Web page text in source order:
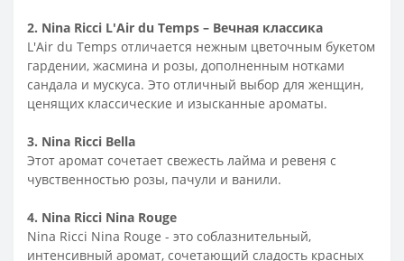
2. Nina Ricci L'Air du Temps – Вечная классика
L'Air du Temps отличается нежным цветочным букетом
гардении, жасмина и розы, дополненным нотками
сандала и мускуса. Это отличный выбор для женщин,
ценящих классические и изысканные ароматы.
3. Nina Ricci Bella
Этот аромат сочетает свежесть лайма и ревеня с
чувственностью розы, пачули и ванили.
4. Nina Ricci Nina Rouge
Nina Ricci Nina Rouge - это соблазнительный,
интенсивный аромат, сочетающий сладость красных